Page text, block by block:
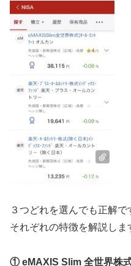
３つどれを選んでも正解で
それぞれの特徴を解説しま
① eMAXIS Slim 全世界株